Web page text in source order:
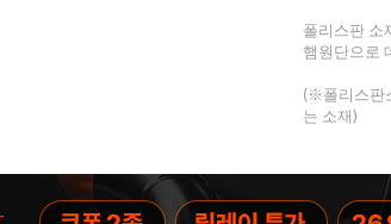
폴리스판 소
햄원단으로
(※폴리스판
는 소재)